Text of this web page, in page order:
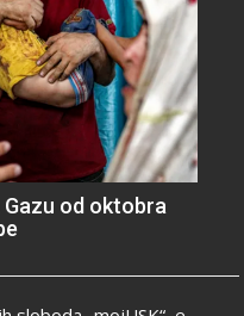
Gazu od oktobra